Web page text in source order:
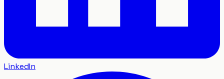
LinkedIn